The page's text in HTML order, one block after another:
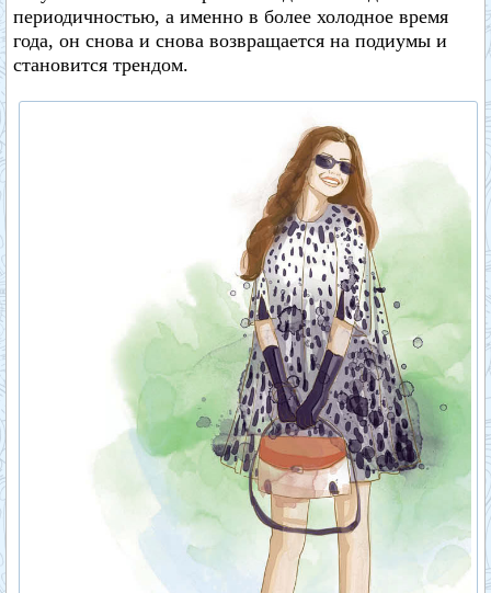
периодичностью, а именно в более холодное время
года, он снова и снова возвращается на подиумы и
становится трендом.